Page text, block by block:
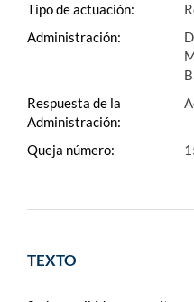
Tipo de actuación:
Administración:
Respuesta de la
Administración:
Queja número:
TEXTO